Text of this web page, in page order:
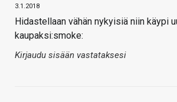
3.1.2018
Hidastellaan vähän nykyisiä niin käypi
kaupaksi:smoke:
Kirjaudu sisään vastataksesi